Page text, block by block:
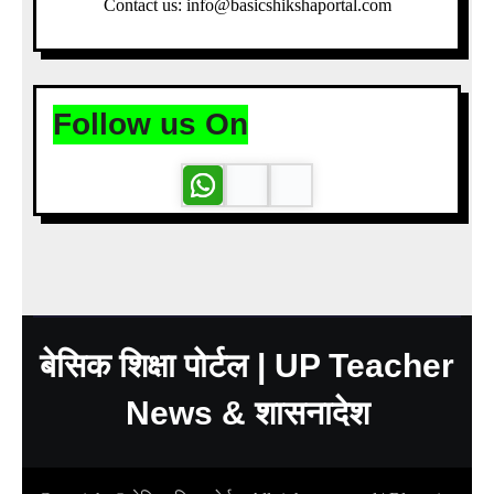
Contact us: info@basicshikshaportal.com
Follow us On
बेसिक शिक्षा पोर्टल | UP Teacher
News & शासनादेश